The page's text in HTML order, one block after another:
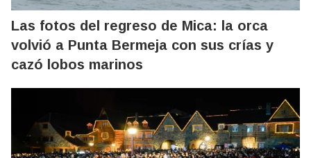
Las fotos del regreso de Mica: la orca
volvió a Punta Bermeja con sus crías y
cazó lobos marinos